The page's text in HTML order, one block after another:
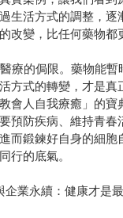
生活方式的調整，逐
改變，比任何藥物都
療的侷限。藥物能暫
方式的轉變，才是真
會人自我療癒」的寶
預防疾病、維持青春
而鍛鍊好自身的細胞
行的底氣。
業永續：健康才是